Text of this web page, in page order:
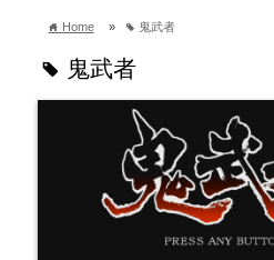
home Home » tag 鬼武者
tag 鬼武者